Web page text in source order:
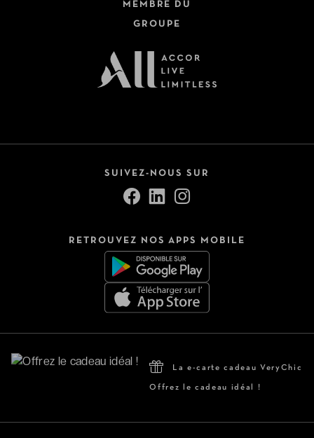
MEMBRE DU
GROUPE
SUIVEZ-NOUS SUR
RETROUVEZ NOS APPS MOBILE
La e-carte cadeau VeryChic
Offrez le cadeau idéal !